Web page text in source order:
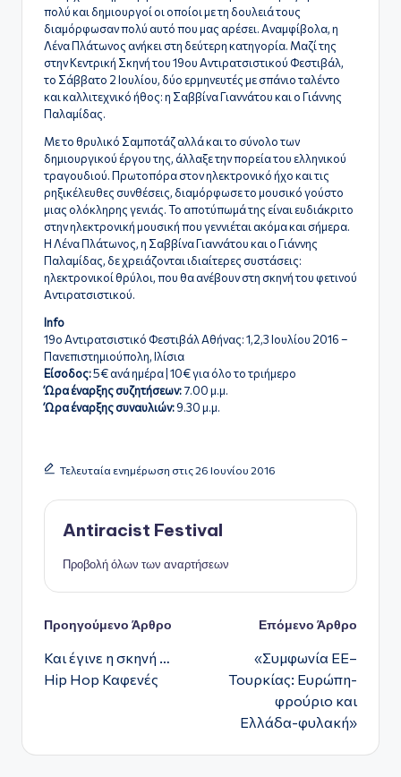
πολύ και δημιουργοί οι οποίοι με τη δουλειά τους
διαμόρφωσαν πολύ αυτό που μας αρέσει. Αναμφίβολα, η
Λένα Πλάτωνος ανήκει στη δεύτερη κατηγορία. Μαζί της
στην Κεντρική Σκηνή του 19ου Αντιρατσιστικού Φεστιβάλ,
το Σάββατο 2 Ιουλίου, δύο ερμηνευτές με σπάνιο ταλέντο
και καλλιτεχνικό ήθος: η Σαββίνα Γιαννάτου και ο Γιάννης
Παλαμίδας.
Με το θρυλικό Σαμποτάζ αλλά και το σύνολο των
δημιουργικού έργου της, άλλαξε την πορεία του ελληνικού
τραγουδιού. Πρωτοπόρα στον ηλεκτρονικό ήχο και τις
ρηξικέλευθες συνθέσεις, διαμόρφωσε το μουσικό γούστο
μιας ολόκληρης γενιάς. Το αποτύπωμά της είναι ευδιάκριτο
στην ηλεκτρονική μουσική που γεννιέται ακόμα και σήμερα.
Η Λένα Πλάτωνος, η Σαββίνα Γιαννάτου και ο Γιάννης
Παλαμίδας, δε χρειάζονται ιδιαίτερες συστάσεις:
ηλεκτρονικοί θρύλοι, που θα ανέβουν στη σκηνή του φετινού
Αντιρατσιστικού.
Info
19ο Αντιρατσιστικό Φεστιβάλ Αθήνας: 1,2,3 Ιουλίου 2016 –
Πανεπιστημιούπολη, Ιλίσια
Είσοδος:5€ ανά ημέρα | 10€ για όλο το τριήμερο
Ώρα έναρξης συζητήσεων:7.00 μ.μ.
Ώρα έναρξης συναυλιών:9.30 μ.μ.
Τελευταία ενημέρωση στις 26 Ιουνίου 2016
Antiracist Festival
Προβολή όλων των αναρτήσεων
Πλοήγηση
δημοσιεύσεων
Προηγούμενο Άρθρο
Και έγινε η σκηνή …
Hip Hop Καφενές
Επόμενο Άρθρο
«Συμφωνία ΕΕ–
Τουρκίας: Ευρώπη-
φρούριο και
Ελλάδα-φυλακή»